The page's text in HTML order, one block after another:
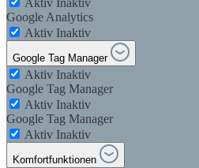
Aktiv Inaktiv
Google Analytics
Aktiv Inaktiv
Google Tag Manager
Aktiv Inaktiv
Google Tag Manager
Aktiv Inaktiv
Google Tag Manager
Aktiv Inaktiv
Komfortfunktionen